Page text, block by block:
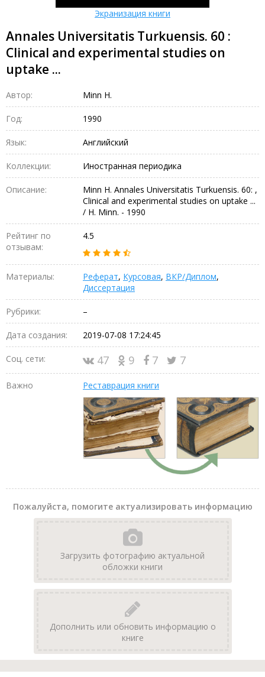
Экранизация книги
Annales Universitatis Turkuensis. 60 :
Clinical and experimental studies on
uptake ...
Автор: Minn H.
Год: 1990
Язык: Английский
Коллекции: Иностранная периодика
Описание:
Minn H. Annales Universitatis Turkuensis. 60: ,
Clinical and experimental studies on uptake ...
/ H. Minn. - 1990
Рейтинг по
отзывам:
4.5
Материалы: Реферат, Курсовая, ВКР/Диплом,
Диссертация
Рубрики: –
Дата создания: 2019-07-08 17:24:45
Соц. сети: 47 9 7 7
Важно Реставрация книги
Пожалуйста, помогите актуализировать информацию
Загрузить фотографию актуальной
обложки книги
Дополнить или обновить информацию о
книге